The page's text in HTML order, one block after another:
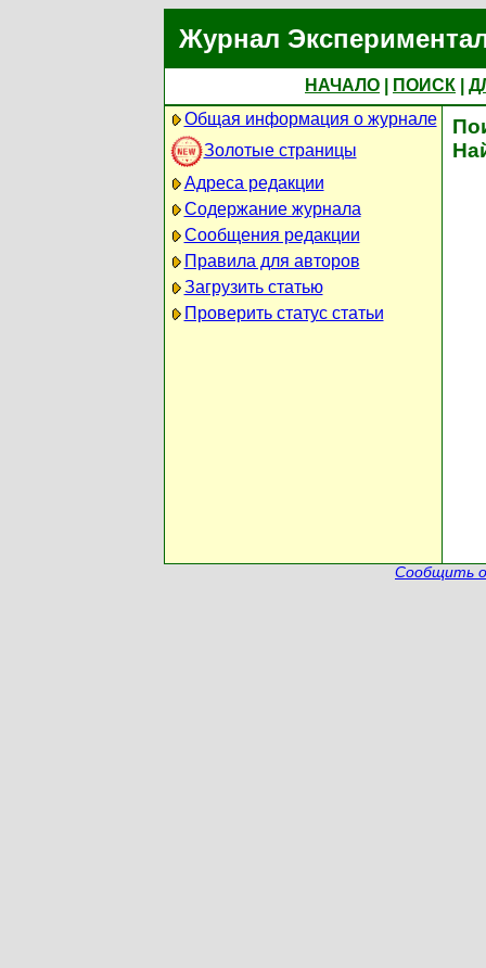
Журнал
НАЧАЛО ПОИСК
Общая информация о журнале
Золотые страницы
Адреса редакции
Содержание журнала
Сообщения редакции
Правила для авторов
Загрузить статью
Проверить статус статьи
Сообщить о